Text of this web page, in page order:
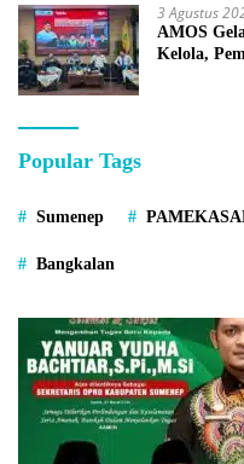
3 Agustus
AMOS
Kelola,
Popular Tags
Sumenep
Bangkalan